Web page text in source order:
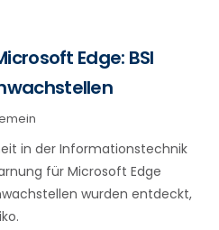
Edge: BSI
in der Informationstechnik
für Microsoft Edge
wurden entdeckt,